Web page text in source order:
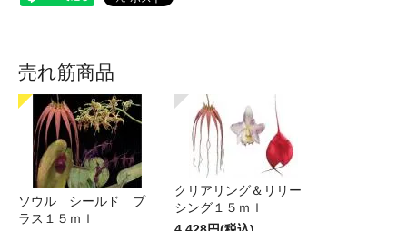
売れ筋商品
ソウル シールド プ
ラス１５ｍｌ
クリアリング＆リリー
シング１５ｍｌ